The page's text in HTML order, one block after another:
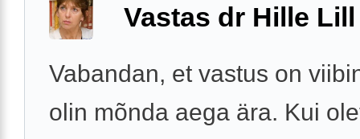
Vastas dr Hille Lill
Vabandan, et vastus on
olin mõnda aega ära. Kui